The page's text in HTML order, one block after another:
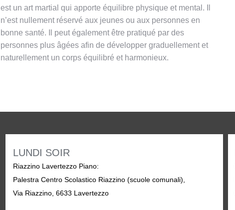
est un art martial qui apporte équilibre physique et mental. Il
n’est nullement réservé aux jeunes ou aux personnes en
bonne santé. Il peut également être pratiqué par des
personnes plus âgées afin de développer graduellement et
naturellement un corps équilibré et harmonieux.
LUNDI SOIR
Riazzino Lavertezzo Piano:
Palestra Centro Scolastico Riazzino (scuole comunali),
Via Riazzino, 6633 Lavertezzo